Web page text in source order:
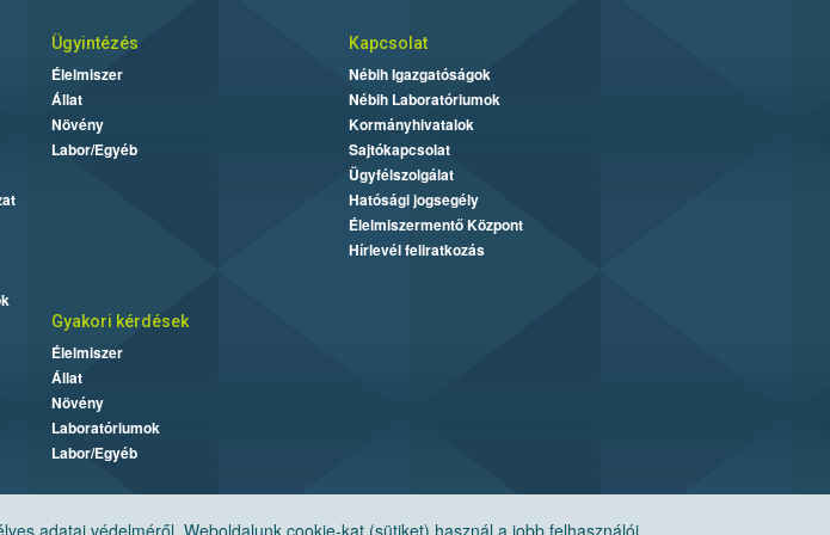
adatai védelméről. Weboldalunk cookie-kat (sütiket) használ a jobb felhasználói
Ügyintézés
Élelmiszer
Állat
Növény
Labor/Egyéb
Kapcsolat
Nébih Igazgatóságok
Nébih Laboratóriumok
Kormányhivatalok
Sajtókapcsolat
Ügyfélszolgálat
Hatósági jogsegély
Élelmiszermentő Központ
Hírlevél feliratkozás
Gyakori kérdések
Élelmiszer
Állat
Növény
Laboratóriumok
Labor/Egyéb